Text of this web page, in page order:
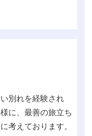
別れを経験され
に、最善の旅立ち
考えております。